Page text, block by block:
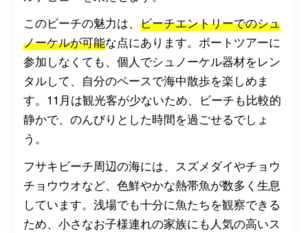
このビーチの魅力は、ビーチエントリーでのシュ
ノーケルが可能な点にあります。ボートツアーに
参加しなくても、個人でシュノーケル器材をレン
タルして、自分のペースで海中散歩を楽しめま
す。11月は観光客が少ないため、ビーチも比較的
静かで、のんびりとした時間を過ごせるでしょ
う。
フサキビーチ周辺の海には、スズメダイやチョウ
チョウウオなど、色鮮やかな熱帯魚が数多く生息
しています。浅場でも十分に魚たちを観察できる
ため、小さなお子様連れの家族にも人気の高いス